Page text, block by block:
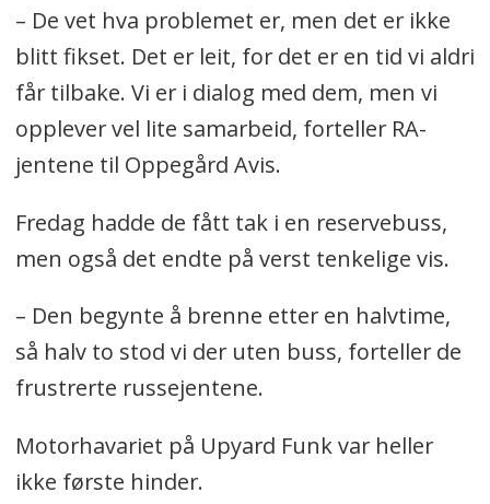
– De vet hva problemet er, men det er ikke
blitt fikset. Det er leit, for det er en tid vi aldri
får tilbake. Vi er i dialog med dem, men vi
opplever vel lite samarbeid, forteller RA-
jentene til Oppegård Avis.
Fredag hadde de fått tak i en reservebuss,
men også det endte på verst tenkelige vis.
– Den begynte å brenne etter en halvtime,
så halv to stod vi der uten buss, forteller de
frustrerte russejentene.
Motorhavariet på Upyard Funk var heller
ikke første hinder.